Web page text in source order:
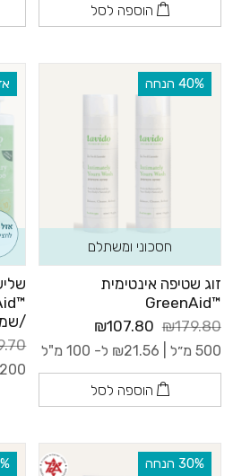
הוספה לסל
‫40% הנחה
חסכוני ומשתלם
זוג שטיפה אינטימית
™GreenAid
₪179.80
₪107.80
500 מ״ל | ₪21.56 ל- 100 מ"ל
הוספה לסל
/
1200
‫30% הנחה